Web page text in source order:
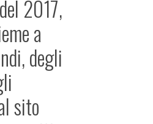
del 2017,
a
degli
sito